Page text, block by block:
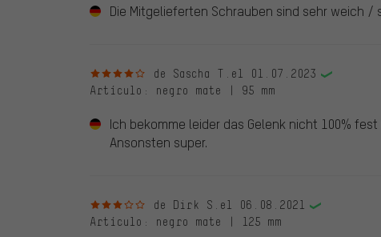
Die Mitgelieferten Schrauben sind sehr weich /
4 de 5 estrellasde Sascha T. el 01.07.2023
Artículo : negro mate | 95 mm
Ich bekomme leider das Gelenk nicht 100%
Ansonsten super.
3 de 5 estrellas
de Dirk S. el 06.08.2021
Artículo : negro mate | 125 mm